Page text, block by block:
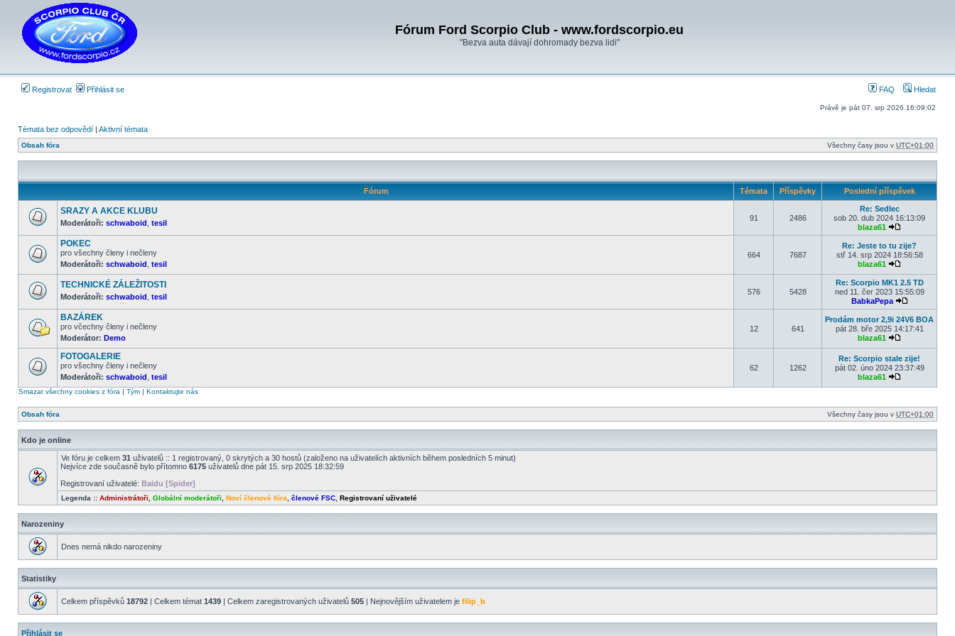
Fórum Ford Scorpio Club - www.fordscorpio.eu
"Bezva auta dávají dohromady bezva lidi"
Registrovat Přihlásit se FAQ Hledat
Právě je pát 07. srp 2026 16:09:02
Témata bez odpovědí | Aktivní témata
Obsah fóra Všechny časy jsou v UTC+01:00
Fórum Témata Příspěvky Poslední příspěvek
nové
příspěvky
SRAZY A AKCE KLUBU
Moderátoři: schwaboid tesil
91 2486
Re: Sedlec
sob 20. dub 2024 16:13:09
blaza61
Zobrazit
Žádné
nové
příspěvky
POKEC
pro všechny členy i nečleny
Moderátoři: schwaboid tesil
664 7687
Re: Jeste to tu zije?
stř 14. srp 2024 18:56:58
blaza61
nové
příspěvky
TECHNICKÉ ZÁLEŽITOSTI
Moderátoři: schwaboid tesil
576 5428
Re: Scorpio MK1 2.5 TD
ned 11. čer 2023 15:55:09
BabkaPepa
Zobrazit
Žádné
nové
příspěvky
BAZÁREK
pro včechny členy i nečleny
Moderátor: Demo
12 641
Prodám motor 2,9i 24V6 BOA
pát 28. bře 2025 14:17:41
blaza61
Žádné
nové
příspěvky
FOTOGALERIE
pro všechny členy i nečleny
Moderátoři: schwaboid tesil
62 1262
Re: Scorpio stale zije!
pát 02. úno 2024 23:37:49
blaza61
Smazat všechny cookies z fóra | Tým | Kontaktujte nás
Obsah fóra Všechny časy jsou v UTC+01:00
Kdo je online
Ve fóru je celkem 31 uživatelů :: 1 registrovaný, 0 skrytých a 30 hostů (založeno na uživatelích aktivních během posledních 5 minut)
Nejvíce zde současně bylo přítomno 6175 uživatelů dne pát 15. srp 2025 18:32:59
Registrovaní uživatelé: Baidu [Spider]
Legenda :: Administrátoři Globální moderátoři Noví členové fóra členové FSC Registrovaní uživatelé
Narozeniny
Dnes nemá nikdo narozeniny
Statistiky
Celkem příspěvků 18792 | Celkem témat 1439 | Celkem zaregistrovaných uživatelů 505 | Nejnovějším uživatelem je filip_b
Přihlásit se